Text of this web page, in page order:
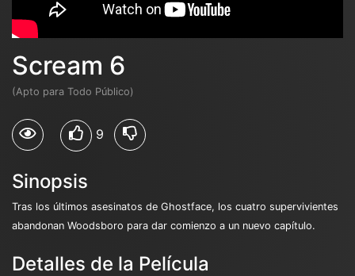
Scream 6
(Apto para Todo Público)
9
Sinopsis
Tras los últimos asesinatos de Ghostface, los cuatro supervivientes
abandonan Woodsboro para dar comienzo a un nuevo capítulo.
Detalles de la Película